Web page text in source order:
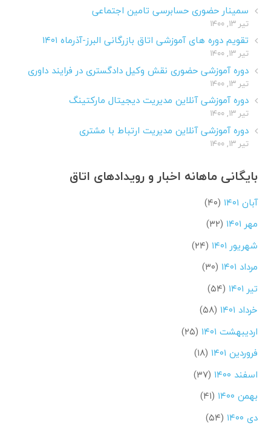
سمینار حضوری حسابرسی تامین اجتماعی
تیر ۱۳, ۱۴۰۰
تقویم دوره های آموزشی اتاق بازرگانی البرز-آذرماه ۱۴۰۱
تیر ۱۳, ۱۴۰۰
دوره آموزشی حضوری نقش وکیل دادگستری در فرایند داوری
تیر ۱۳, ۱۴۰۰
دوره آموزشی آنلاین مدیریت دیجیتال مارکتینگ
تیر ۱۳, ۱۴۰۰
دوره آموزشی آنلاین مدیریت ارتباط با مشتری
تیر ۱۳, ۱۴۰۰
بایگانی ماهانه اخبار و رویدادهای اتاق
آبان ۱۴۰۱
(۴۰)
مهر ۱۴۰۱
(۳۲)
شهریور ۱۴۰۱
(۲۴)
مرداد ۱۴۰۱
(۳۰)
تیر ۱۴۰۱
(۵۴)
خرداد ۱۴۰۱
(۵۸)
اردیبهشت ۱۴۰۱
(۲۵)
فروردین ۱۴۰۱
(۱۸)
اسفند ۱۴۰۰
(۳۷)
بهمن ۱۴۰۰
(۴۱)
دی ۱۴۰۰
(۵۴)